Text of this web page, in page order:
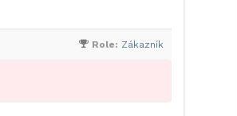
Role: Zákazník